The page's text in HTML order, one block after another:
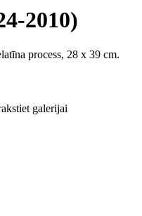
2010)
process, 28 x 39 cm.
galerijai